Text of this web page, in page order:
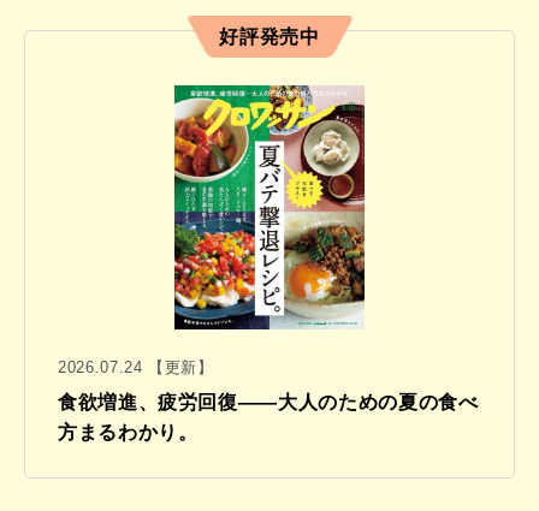
好評発売中
2026.07.24 【更新】
食欲増進、疲労回復——大人のための夏の食べ
方まるわかり。